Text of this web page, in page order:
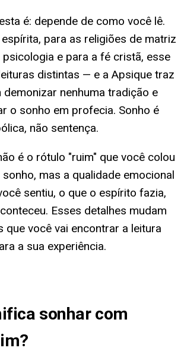
é: depende de como você lê.
para as religiões de matriz
psicologia e para a fé cristã, esse
distintas — e a Apsique traz
nenhuma tradição e
o sonho em profecia. Sonho é
não sentença.
é o rótulo "ruim" que você colou
mas a qualidade emocional
sentiu, o que o espírito fazia,
Esses detalhes mudam
que você vai encontrar a leitura
a sua experiência.
sonhar com
?